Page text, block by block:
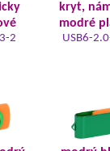
2
kryt,
modré
USB6-